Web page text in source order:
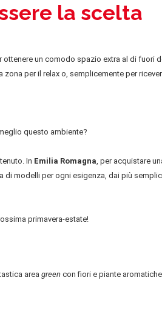
la scelta
ottenere un comodo spazio extra al di fuori
zona per il relax o, semplicemente per
questo ambiente?
In Emilia Romagna, per acquistare
di modelli per ogni esigenza, dai più
primavera-estate!
area green con fiori e piante